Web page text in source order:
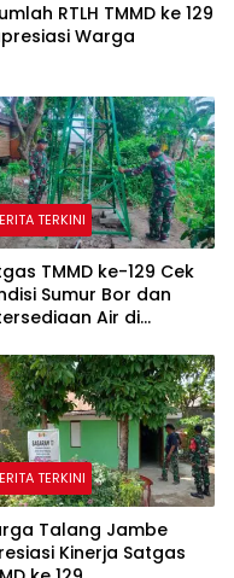
RTLH TMMD ke 129
Warga
TERKINI
TMMD ke-129 Cek
Sumur Bor dan
Air di
TERKINI
Talang Jambe
Kinerja Satgas